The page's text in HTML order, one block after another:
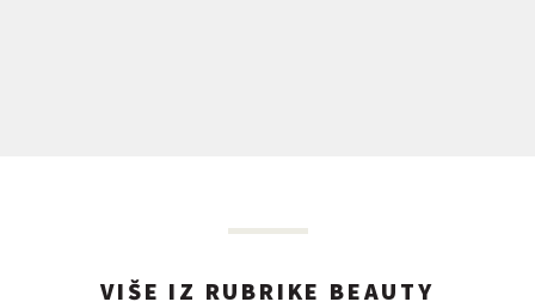
VIŠE IZ RUBRIKE BEAUTY